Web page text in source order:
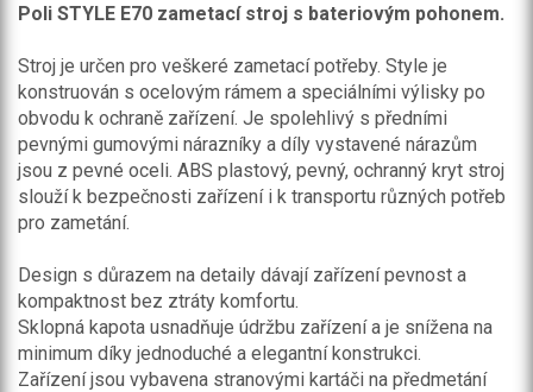
Poli STYLE E70 zametací stroj s bateriovým pohonem.
Stroj je určen pro veškeré zametací potřeby. Style je
konstruován s ocelovým rámem a speciálními výlisky po
obvodu k ochraně zařízení. Je spolehlivý s předními
pevnými gumovými nárazníky a díly vystavené nárazům
jsou z pevné oceli. ABS plastový, pevný, ochranný kryt stroj
slouží k bezpečnosti zařízení i k transportu různých potřeb
pro zametání.
Design s důrazem na detaily dávají zařízení pevnost a
kompaktnost bez ztráty komfortu.
Sklopná kapota usnadňuje údržbu zařízení a je snížena na
minimum díky jednoduché a elegantní konstrukci.
Zařízení jsou vybavena stranovými kartáči na předmetání